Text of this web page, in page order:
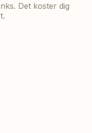
Det koster dig